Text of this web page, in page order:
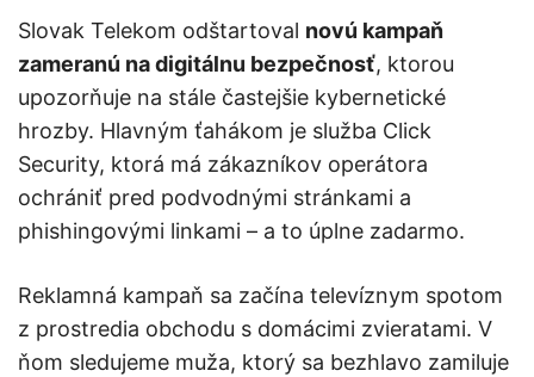
Slovak Telekom odštartoval novú kampaň
zameranú na digitálnu bezpečnosť, ktorou
upozorňuje na stále častejšie kybernetické
hrozby. Hlavným ťahákom je služba Click
Security, ktorá má zákazníkov operátora
ochrániť pred podvodnými stránkami a
phishingovými linkami – a to úplne zadarmo.
Reklamná kampaň sa začína televíznym spotom
z prostredia obchodu s domácimi zvieratami. V
ňom sledujeme muža, ktorý sa bezhlavo zamiluje